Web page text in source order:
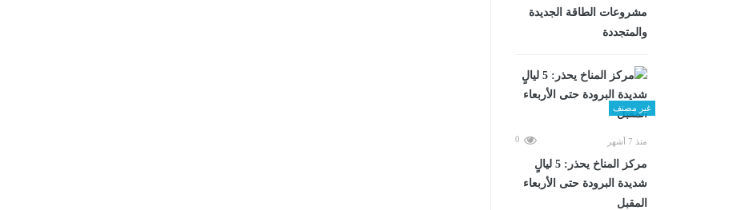
مشروعات الطاقة الجديدة
والمتجددة
غير مصنف
منذ 7 أشهر 0
مركز المناخ يحذر: 5 ليالٍ
شديدة البرودة حتى الأربعاء
المقبل